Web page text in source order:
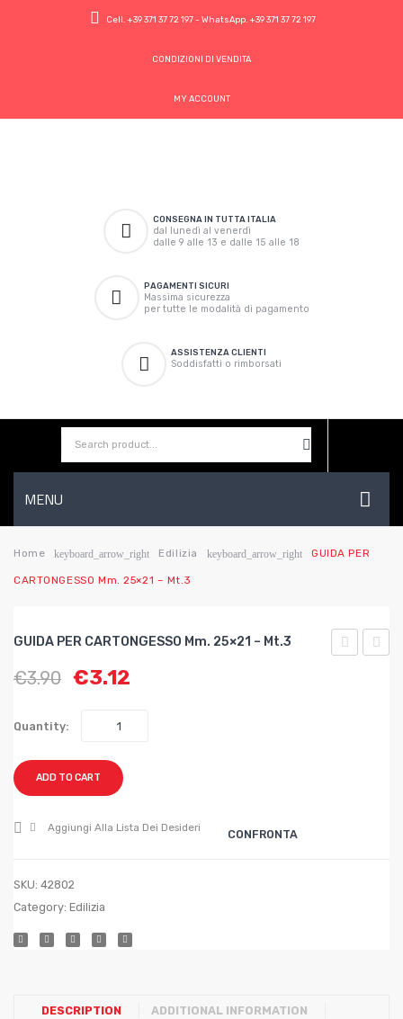
Cell. +39 371 37 72 197- WhatsApp. +39 371 37 72 197
CONDIZIONI DI VENDITA
MY ACCOUNT
CONSEGNA IN TUTTA ITALIA
dal lunedì al venerdì
dalle 9 alle 13 e dalle 15 alle 18
PAGAMENTI SICURI
Massima sicurezza
per tutte le modalità di pagamento
ASSISTENZA CLIENTI
Soddisfatti o rimborsati
MENU
HOME
AZIENDA
Home keyboard_arrow_right Edilizia keyboard_arrow_right GUIDA PER
CARTONGESSO Mm. 25×21 – Mt.3
GUIDA PER CARTONGESSO Mm. 25×21 – Mt.3
€3.90 €3.12
Quantity:
ADD TO CART
Aggiungi Alla Lista Dei Desideri CONFRONTA
SKU: 42802
Category: Edilizia
DESCRIPTION ADDITIONAL INFORMATION